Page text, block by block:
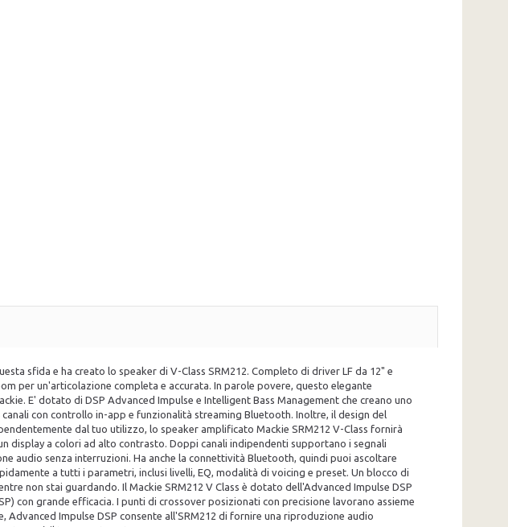
sfida e ha creato lo speaker di V-Class SRM212. Completo di driver LF da 12" e
per un'articolazione completa e accurata. In parole povere, questo elegante
E' dotato di DSP Advanced Impulse e Intelligent Bass Management che creano uno
con controllo in-app e funzionalità streaming Bluetooth. Inoltre, il design del
dal tuo utilizzo, lo speaker amplificato Mackie SRM212 V-Class fornirà
display a colori ad alto contrasto. Doppi canali indipendenti supportano i segnali
audio senza interruzioni. Ha anche la connettività Bluetooth, quindi puoi ascoltare
a tutti i parametri, inclusi livelli, EQ, modalità di voicing e preset. Un blocco di
non stai guardando. Il Mackie SRM212 V Class è dotato dell'Advanced Impulse DSP
con grande efficacia. I punti di crossover posizionati con precisione lavorano assieme
Impulse DSP consente all'SRM212 di fornire una riproduzione audio